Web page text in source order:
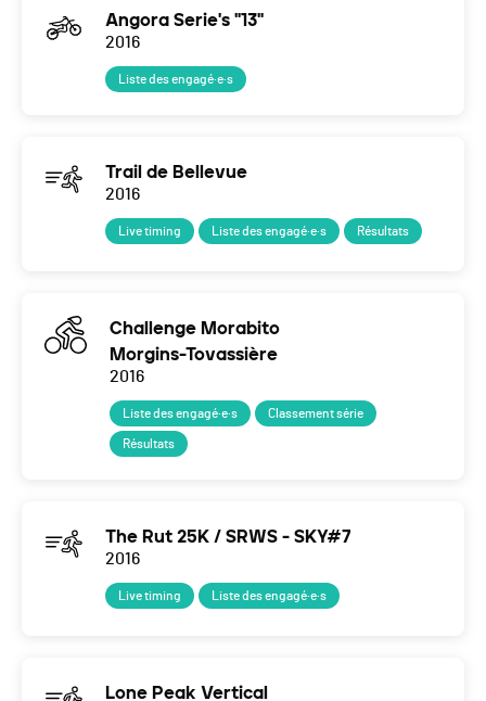
Angora Serie's "13"
2016
Liste des engagé·e·s
Trail de Bellevue
2016
Live timing Liste des engagé·e·s Résultats
Challenge Morabito
Morgins-Tovassière
2016
Liste des engagé·e·s Classement série
Résultats
The Rut 25K / SRWS - SKY#7
2016
Live timing Liste des engagé·e·s
Lone Peak Vertical